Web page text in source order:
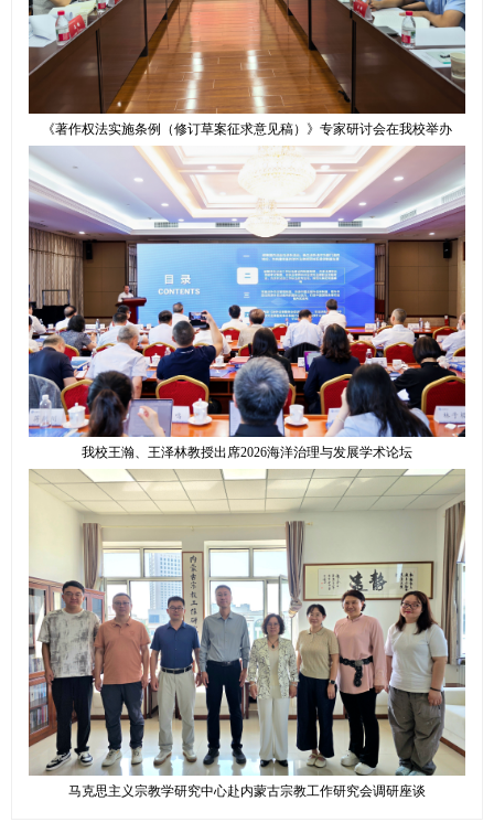
《著作权法实施条例（修订草案征求意见稿）》专家研讨会在我校举办
我校王瀚、王泽林教授出席2026海洋治理与发展学术论坛
马克思主义宗教学研究中心赴内蒙古宗教工作研究会调研座谈